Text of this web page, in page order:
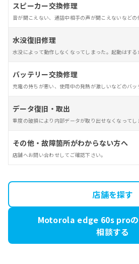
スピーカー交換修理
音が聞こえない、通話中相手の声が聞こえないなどの
水没復旧修理
水没によって動作しなくなってしまった。起動はす
バッテリー交換修理
充電の持ちが悪い、使用中の発熱が激しいなどのバッ
データ復旧・取出
重度の破損により内部データが取り出せなくなってし
その他・故障箇所がわからない方へ
店舗へお問い合わせしてご確認下さい。
店舗を探す
Motorola edge 60s proの
相談する